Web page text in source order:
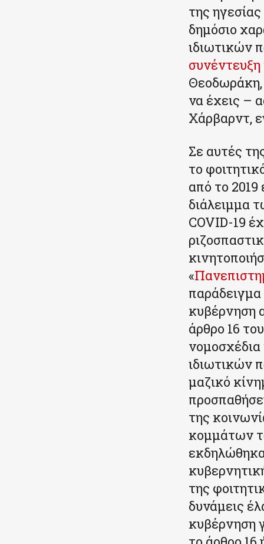
της
δημόσιο
ιδιωτικών
Θεοδωράκη,
να έχεις –
Χάρβαρντ,
Σε αυτές
το
από το
διάλειμμα
COVID-19
«
κυβέρνηση
άρθρο 16
ιδιωτικών
μαζικό
της
κομμάτων
της
δυνάμεις
κυβέρνηση